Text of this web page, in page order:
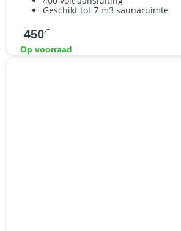
Geschikt tot 7 m3 saunaruimte
450,-
Op voorraad